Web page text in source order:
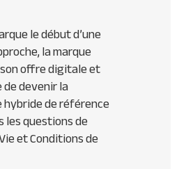
le début d’une
la marque
offre digitale et
devenir la
de référence
questions de
et Conditions de